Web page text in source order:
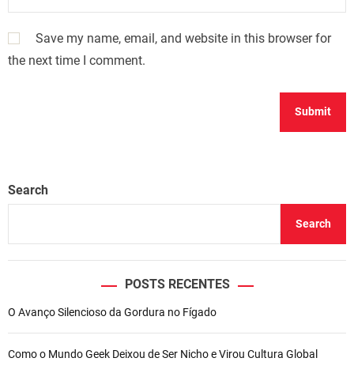
Save my name, email, and website in this browser for
the next time I comment.
Search
Search
POSTS RECENTES
O Avanço Silencioso da Gordura no Fígado
Como o Mundo Geek Deixou de Ser Nicho e Virou Cultura Global